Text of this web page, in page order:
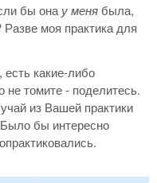
бы она у меня была,
Разве моя практика для
какие-либо
не томите - поделитесь.
из Вашей практики
бы интересно